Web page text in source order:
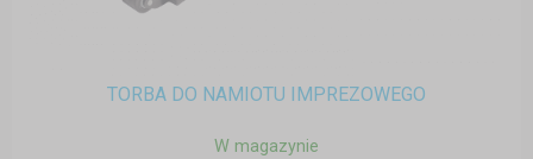
TORBA DO NAMIOTU IMPREZOWEGO
W magazynie